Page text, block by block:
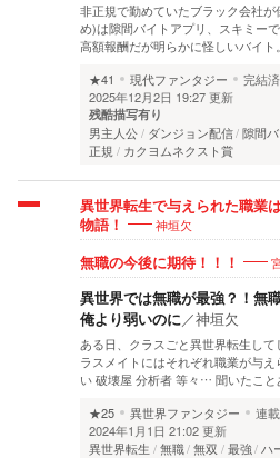
非正規で勤めていたブラック会社
め)は隙間バイトアプリ、スキミー
高額報酬だが明らかに怪しいバイ
★41
現代ファンタジー 完結済
2025年12月2日 19:27 更新
残酷描写有り
男主人公 ダンジョン配信 隙間バ
正規
カクヨムネクスト賞
異世界転生で与えられた職業
物語！
神垣欠
無職の今後に期待！！！
異世界では無職が最強？！無
俺より弱いのに ／神垣欠
ある日、クラスごと異世界転生し
ラスメイトにはそれぞれ職業が与
い 破壊屋 分析者 等々… 聞いたこ
★25
異世界ファンタジー 連
2024年1月1日 21:02 更新
異世界転生
無職 無双 最強 ハ